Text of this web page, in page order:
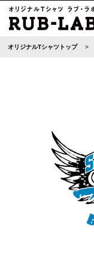
オリジナルTシャツトップ